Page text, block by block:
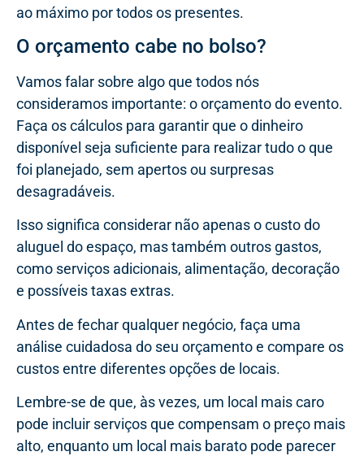
ao máximo por todos os presentes.
O orçamento cabe no bolso?
Vamos falar sobre algo que todos nós
consideramos importante: o orçamento do evento.
Faça os cálculos para garantir que o dinheiro
disponível seja suficiente para realizar tudo o que
foi planejado, sem apertos ou surpresas
desagradáveis.
Isso significa considerar não apenas o custo do
aluguel do espaço, mas também outros gastos,
como serviços adicionais, alimentação, decoração
e possíveis taxas extras.
Antes de fechar qualquer negócio, faça uma
análise cuidadosa do seu orçamento e compare os
custos entre diferentes opções de locais.
Lembre-se de que, às vezes, um local mais caro
pode incluir serviços que compensam o preço mais
alto, enquanto um local mais barato pode parecer